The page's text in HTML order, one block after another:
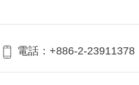
電話：+886-2-23911378